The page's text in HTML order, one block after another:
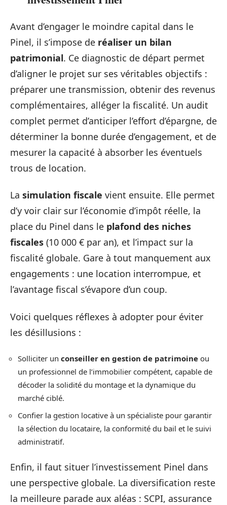
Avant d’engager le moindre capital dans le
Pinel, il s’impose de réaliser un bilan
patrimonial. Ce diagnostic de départ permet
d’aligner le projet sur ses véritables objectifs :
préparer une transmission, obtenir des revenus
complémentaires, alléger la fiscalité. Un audit
complet permet d’anticiper l’effort d’épargne, de
déterminer la bonne durée d’engagement, et de
mesurer la capacité à absorber les éventuels
trous de location.
La simulation fiscale vient ensuite. Elle permet
d’y voir clair sur l’économie d’impôt réelle, la
place du Pinel dans le plafond des niches
fiscales (10 000 € par an), et l’impact sur la
fiscalité globale. Gare à tout manquement aux
engagements : une location interrompue, et
l’avantage fiscal s’évapore d’un coup.
Voici quelques réflexes à adopter pour éviter
les désillusions :
Solliciter un conseiller en gestion de patrimoine ou
un professionnel de l’immobilier compétent, capable de
décoder la solidité du montage et la dynamique du
marché ciblé.
Confier la gestion locative à un spécialiste pour garantir
la sélection du locataire, la conformité du bail et le suivi
administratif.
Enfin, il faut situer l’investissement Pinel dans
une perspective globale. La diversification reste
la meilleure parade aux aléas : SCPI, assurance